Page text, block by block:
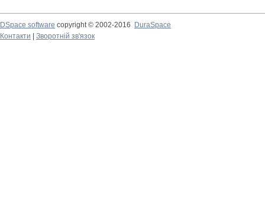
DSpace software copyright © 2002-2016
DuraSpace
Контакти
Зворотній зв'язок